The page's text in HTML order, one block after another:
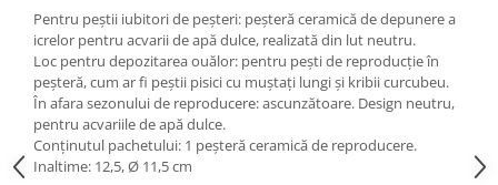
Decoruri si plante artificiale
Accesorii acvarii
Piese de schimb
Pasari
Batoane
Colivii pentru pasari
Pentru peștii iubitori de peșteri: peșteră ceramică de depunere a
icrelor pentru acvarii de apă dulce, realizată din lut neutru.
Loc pentru depozitarea ouălor: pentru pești de reproducție în
peșteră, cum ar fi peștii pisici cu muștați lungi și kribii curcubeu.
În afara sezonului de reproducere: ascunzătoare. Design neutru,
pentru acvariile de apă dulce.
Conținutul pachetului: 1 peșteră ceramică de reproducere.
Inaltime: 12,5, Ø 11,5 cm